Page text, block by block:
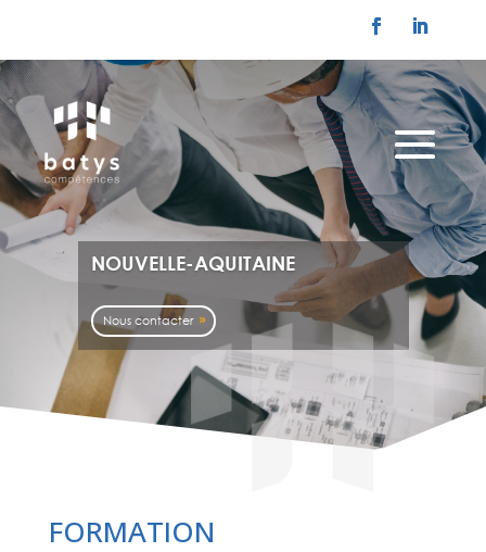
NOUVELLE-AQUITAINE
Nous contacter
FORMATION